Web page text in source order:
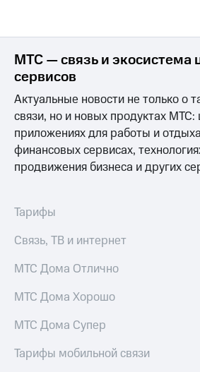
МТС — связь и экосистема
сервисов
Актуальные новости не только о
связи, но и новых продуктах
приложениях для работы и
финансовых сервисах,
продвижения бизнеса и других
Тарифы
Связь, ТВ и интернет
МТС Дома Отлично
МТС Дома Хорошо
МТС Дома Супер
Тарифы мобильной связи